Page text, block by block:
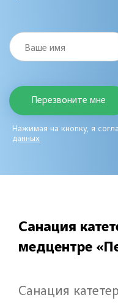
Ваше имя
Нажимая на кнопку, я
данных
Санация
медцентре
Санация